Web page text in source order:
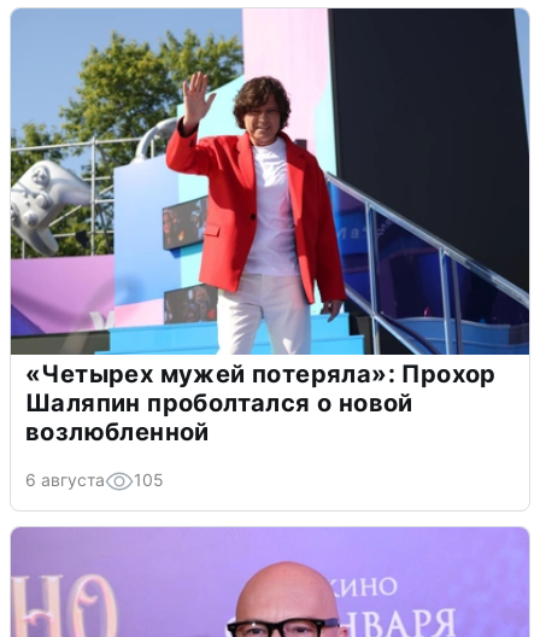
«Четырех мужей потеряла»: Прохор
Шаляпин проболтался о новой
возлюбленной
6 августа 105